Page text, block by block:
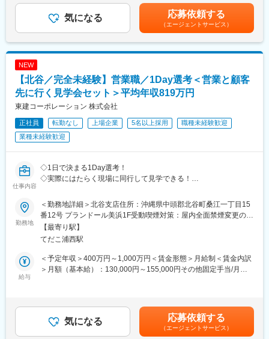
設計者としてお客様に直接ニーズをヒヤリングするところから、
プラ
ンの作成やご提案書作成、インテリア設計まで設計に関する業務
鉄骨系工業化住宅としてはきめ細やかな150mmピッチでの設計が
してお客様の理想のすまいを最大限活かす設計提案が可能です。
これまでのご経験を元に様々なタイプの物件の設計をすることが
可能です。
パナソニックをルーツにもつ当社ならではのコンプライアンス遵
守で安心の職場環境。育休取得や福利厚生も充実！（男性78％・
女性100%・産後職場復帰率97%以上）
に働き方！
※パナソニック系列でコンプライアンスの順守・積極的なDX推進
等も行い、業界でトップクラスの働き方を実現！
【同社ならではの特徴】
昨今特に需要の大きい都市部向けの商品として、工業化住宅では
やオフィス、高層階はオーナー自宅といった、複合的な利用用途
を持つ建物をプランニングすることが求められますので、これま
【業務内容】
・主に当社の主力商品である戸建住宅の設計業務を担当していた
だきます。
・都市部においては、複合利用目的にも活用可能な最大９階建て
まで可能な『多層階住宅：ビューノ』を担当いただくケースもご
ざいます。
プラ
ンの作成やご提案書作成、インテリア設計まで設計に関する業務
を一貫してご担当頂きます。
気になる 応募依頼する
（エージェントサービス）
NEW
【北谷／完全未経験】営業職／1Day選考＜営業と顧客
先に行く見学会セット＞平均年収819万円
東建コーポレーション 株式会社
正社員 転勤なし 上場企業 5名以上採用
職種未経験歓迎
業種未経験歓迎
仕事内容
◇1日で決まる1Day選考！
◇実際にはたらく現場に同行して見学できる！
■1Day選考の流れ
［1］支店に到着、営業と一緒に顧客先に訪問
［2］ランチをしてから帰社／※もちろん当社持ちです！
［3］面接
［4］スキルアップタイム見学／営業同士でスキルを高める時間で
◇家庭と仕事を両立したい方
◇営業が嫌いなわけじゃない。ただ“働き方”が合わなくなってしま
勤務地
＜勤務地詳細＞北谷支店住所：沖縄県中頭郡北谷町桑江一丁目15
番12号 プランドール美浜1F受動喫煙対策：屋内全面禁煙変更の範
囲：会社の定める事業所
【最寄り駅】
てだこ浦西駅
給与
＜予定年収＞400万円～1,000万円＜賃金形態＞月給制＜賃金内訳
＞月額（基本給）：130,000円～155,000円その他固定手当/月：
業手当＞有＜給与補足＞年収650万円（月給31万円＋成果給＋賞
与）／入社1年目 メンバー年収841万円（月給42万円＋成果給＋
賞与）／入社2年目 メンバー年収1,156万円（月給56万円＋成果給
気になる 応募依頼する
（エージェントサービス）